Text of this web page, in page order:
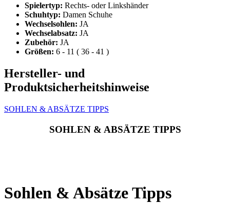
Spielertyp: Rechts- oder Linkshänder
Schuhtyp: Damen Schuhe
Wechselsohlen: JA
Wechselabsatz: JA
Zubehör: JA
Größen: 6 - 11 ( 36 - 41 )
Hersteller- und
Produktsicherheitshinweise
SOHLEN & ABSÄTZE TIPPS
SOHLEN & ABSÄTZE TIPPS
Sohlen & Absätze Tipps